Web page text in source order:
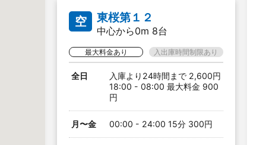
空 東桜第１２
中心から0m 8台
最大料金あり 入出庫時間制限あり
全日
入庫より24時間まで 2,600円
18:00 - 08:00 最大料金 900
円
月〜金 00:00 - 24:00 15分 300円